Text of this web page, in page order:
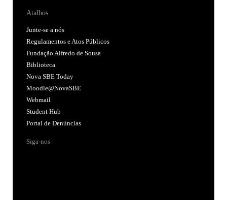
Atalhos
Junte-se a nós
Regulamentos e Atos Públicos
Fundação Alfredo de Sousa
Biblioteca
Nova SBE Today
Moodle@NovaSBE
Webmail
Student Hub
Portal de Denúncias
Siga-nos